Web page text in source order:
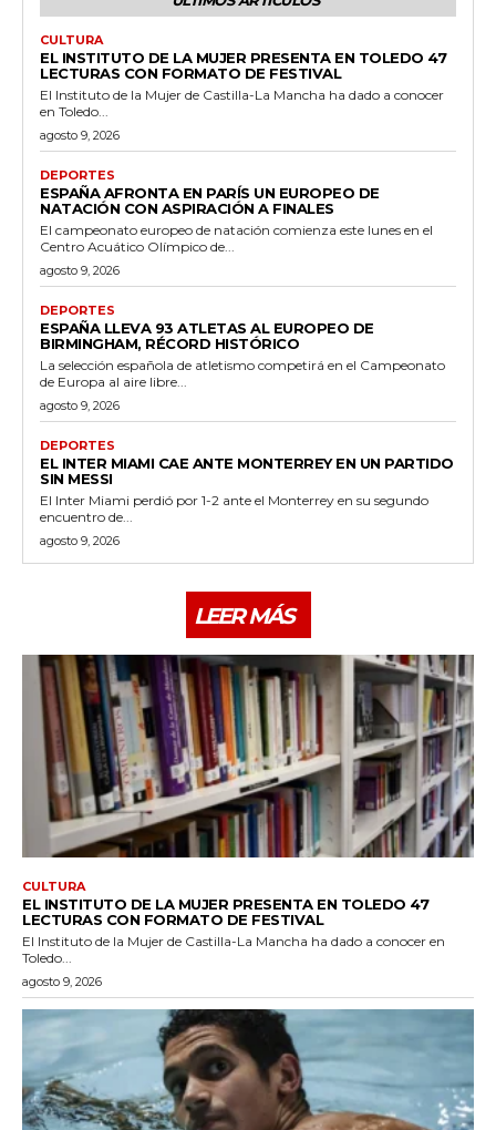
CULTURA
EL INSTITUTO DE LA MUJER PRESENTA EN TOLEDO 47
LECTURAS CON FORMATO DE FESTIVAL
El Instituto de la Mujer de Castilla-La Mancha ha dado a conocer
en Toledo...
agosto 9, 2026
DEPORTES
ESPAÑA AFRONTA EN PARÍS UN EUROPEO DE
NATACIÓN CON ASPIRACIÓN A FINALES
El campeonato europeo de natación comienza este lunes en el
Centro Acuático Olímpico de...
agosto 9, 2026
DEPORTES
ESPAÑA LLEVA 93 ATLETAS AL EUROPEO DE
BIRMINGHAM, RÉCORD HISTÓRICO
La selección española de atletismo competirá en el Campeonato
de Europa al aire libre...
agosto 9, 2026
DEPORTES
EL INTER MIAMI CAE ANTE MONTERREY EN UN PARTIDO
SIN MESSI
El Inter Miami perdió por 1-2 ante el Monterrey en su segundo
encuentro de...
agosto 9, 2026
LEER MÁS
CULTURA
EL INSTITUTO DE LA MUJER PRESENTA EN TOLEDO 47
LECTURAS CON FORMATO DE FESTIVAL
El Instituto de la Mujer de Castilla-La Mancha ha dado a conocer en
Toledo...
agosto 9, 2026